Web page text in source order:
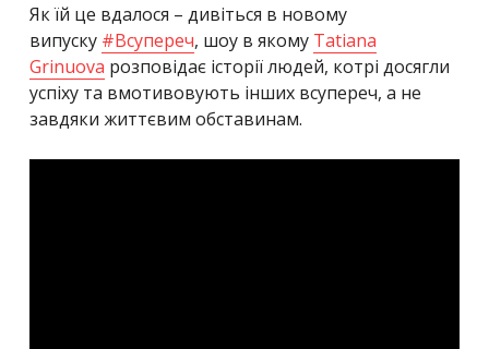
Як їй це вдалося – дивіться в новому
випуску #Всупереч, шоу в якому Tatiana
Grinuova розповідає історії людей, котрі досягли
успіху та вмотивовують інших всупереч, а не
завдяки життєвим обставинам.